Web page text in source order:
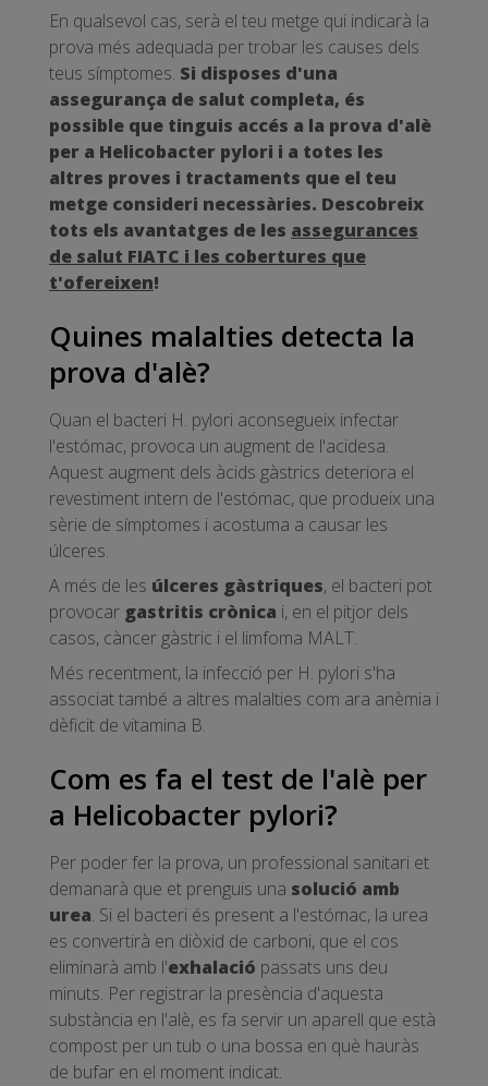
En qualsevol cas, serà el teu metge qui indicarà la
prova més adequada per trobar les causes dels
teus símptomes. Si disposes d'una
assegurança de salut completa, és
possible que tinguis accés a la prova d'alè
per a Helicobacter pylori i a totes les
altres proves i tractaments que el teu
metge consideri necessàries. Descobreix
tots els avantatges de les assegurances
de salut FIATC i les cobertures que
t'ofereixen!
Quines malalties detecta la
prova d'alè?
Quan el bacteri H. pylori aconsegueix infectar
l'estómac, provoca un augment de l'acidesa.
Aquest augment dels àcids gàstrics deteriora el
revestiment intern de l'estómac, que produeix una
sèrie de símptomes i acostuma a causar les
úlceres.
A més de les úlceres gàstriques, el bacteri pot
provocar gastritis crònica i, en el pitjor dels
casos, càncer gàstric i el limfoma MALT.
Més recentment, la infecció per H. pylori s'ha
associat també a altres malalties com ara anèmia i
dèficit de vitamina B.
Com es fa el test de l'alè per
a Helicobacter pylori?
Per poder fer la prova, un professional sanitari et
demanarà que et prenguis una solució amb
urea. Si el bacteri és present a l'estómac, la urea
es convertirà en diòxid de carboni, que el cos
eliminarà amb l'exhalació passats uns deu
minuts. Per registrar la presència d'aquesta
substància en l'alè, es fa servir un aparell que està
compost per un tub o una bossa en què hauràs
de bufar en el moment indicat.